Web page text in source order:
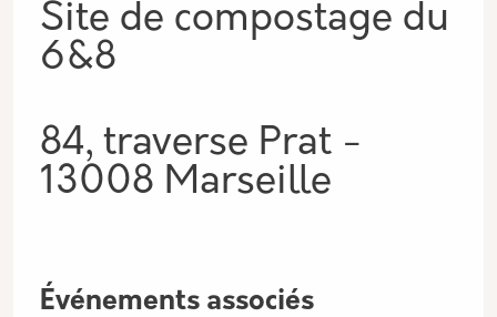
Site de compostage du
6&8
84, traverse Prat -
13008 Marseille
Événements associés